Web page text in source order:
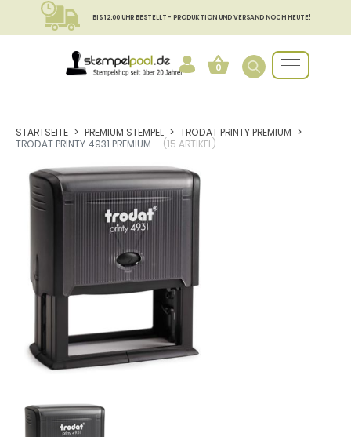
BIS 12:00 UHR BESTELLT - PRODUKTION UND VERSAND NOCH HEUTE!
0
STARTSEITE PREMIUM STEMPEL
TRODAT PRINTY PREMIUM
TRODAT PRINTY 4931 PREMIUM
(15 ARTIKEL)